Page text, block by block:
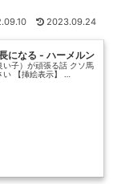
2023.09.24
になる - ハーメルン
子）が頑張る話 クソ馬
い 【挿絵表示】 …